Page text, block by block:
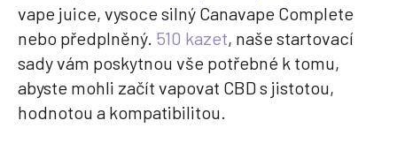
vape juice, vysoce silný Canavape Complete
nebo předplněný. 510 kazet, naše startovací
sady vám poskytnou vše potřebné k tomu,
abyste mohli začít vapovat CBD s jistotou,
hodnotou a kompatibilitou.